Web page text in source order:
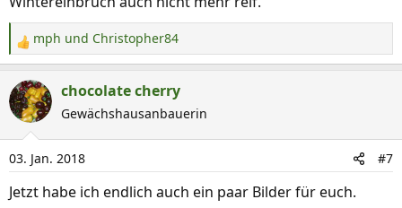
R
e
a
k
i
o
n
mph und Christopher84
chocolate cherry
Gewächshausanbauerin
03. Jan. 2018 #7
Jetzt habe ich endlich auch ein paar Bilder für euch.